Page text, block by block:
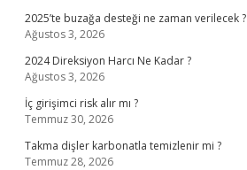
2025’te buzağa desteği ne zaman verilecek ?
Ağustos 3, 2026
2024 Direksiyon Harcı Ne Kadar ?
Ağustos 3, 2026
İç girişimci risk alır mı ?
Temmuz 30, 2026
Takma dişler karbonatla temizlenir mi ?
Temmuz 28, 2026